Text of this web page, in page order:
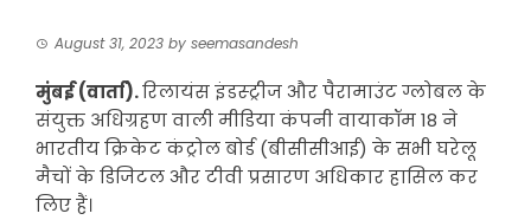
August 31, 2023 by seemasandesh
मुंबई (वार्ता).रिलायंस इंडस्ट्रीज और पैरामाउंट ग्लोबल के
संयुक्त अधिग्रहण वाली मीडिया कंपनी वायाकॉम 18 ने
भारतीय क्रिकेट कंट्रोल बोर्ड (बीसीसीआई) के सभी घरेलू
मैचों के डिजिटल और टीवी प्रसारण अधिकार हासिल कर
लिए हैं।